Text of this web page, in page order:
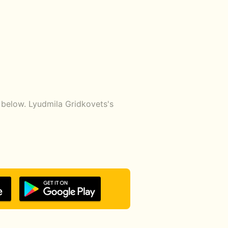
Lyudmila Gridkovets's